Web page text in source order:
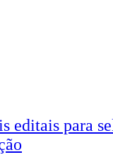
editais para